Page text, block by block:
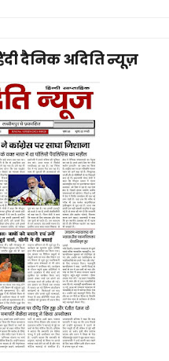
दैनिक अदिति न्यूज़